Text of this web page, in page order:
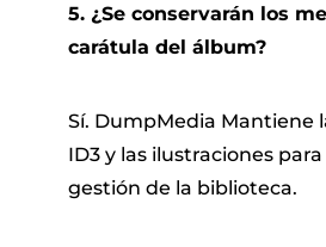
5. ¿Se conservarán los
carátula del álbum?
Sí. DumpMedia Mantiene
ID3 y las ilustraciones
gestión de la biblioteca.